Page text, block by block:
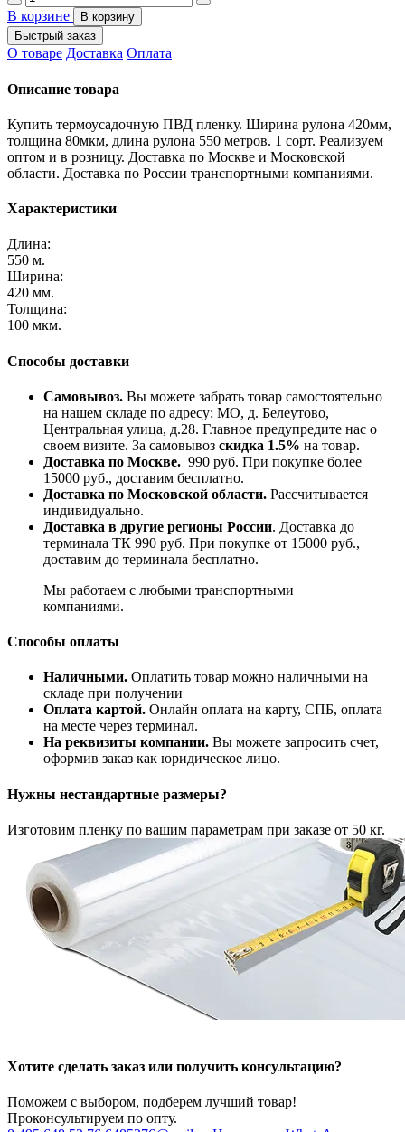
В корзине
В корзину
Быстрый заказ
О товаре Доставка Оплата
Описание товара
Купить термоусадочную ПВД пленку. Ширина рулона 420мм,
толщина 80мкм, длина рулона 550 метров. 1 сорт. Реализуем
оптом и в розницу. Доставка по Москве и Московской
области. Доставка по России транспортными компаниями.
Характеристики
Длина:
550 м.
Ширина:
420 мм.
Толщина:
100 мкм.
Способы доставки
Самовывоз. Вы можете забрать товар самостоятельно
на нашем складе по адресу: МО, д. Белеутово,
Центральная улица, д.28. Главное предупредите нас о
своем визите. За самовывоз скидка 1.5% на товар.
Доставка по Москве. 990 руб. При покупке более
15000 руб., доставим бесплатно.
Доставка по Московской области. Рассчитывается
индивидуально.
Доставка в другие регионы России. Доставка до
терминала ТК 990 руб. При покупке от 15000 руб.,
доставим до терминала бесплатно.
Мы работаем с любыми транспортными
компаниями.
Способы оплаты
Наличными. Оплатить товар можно наличными на
складе при получении
Оплата картой. Онлайн оплата на карту, СПБ, оплата
на месте через терминал.
На реквизиты компании. Вы можете запросить счет,
оформив заказ как юридическое лицо.
Нужны нестандартные размеры?
Изготовим пленку по вашим параметрам при заказе от 50 кг.
Хотите сделать заказ или получить консультацию?
Поможем с выбором, подберем лучший товар!
Проконсультируем по опту.